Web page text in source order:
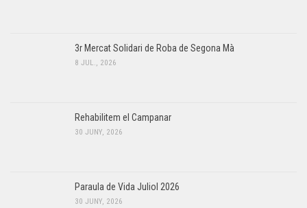
3r Mercat Solidari de Roba de Segona Mà
8 JUL., 2026
Rehabilitem el Campanar
30 JUNY, 2026
Paraula de Vida Juliol 2026
30 JUNY, 2026